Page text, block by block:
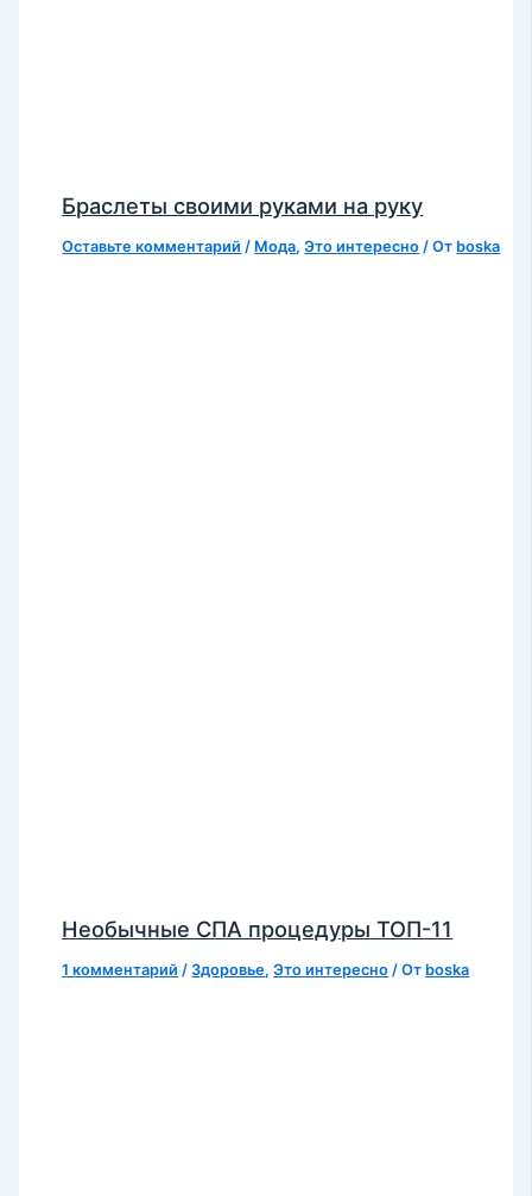
Браслеты своими руками на руку
Оставьте комментарий / Мода,Это интересно / От boska
Необычные СПА процедуры ТОП-11
1 комментарий /Здоровье,Это интересно / От boska